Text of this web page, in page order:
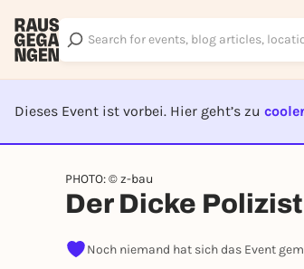
Dieses Event ist vorbei. Hier geht’s zu
PHOTO: © z-bau
Der Dicke
Noch niemand hat sich das Event